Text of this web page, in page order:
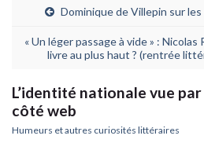
Dominique de Villepin sur
« Un léger passage à vide » : Nicolas
livre au plus haut ? (rentrée
L’identité nationale vue
côté web
Humeurs et autres curiosités littéraires